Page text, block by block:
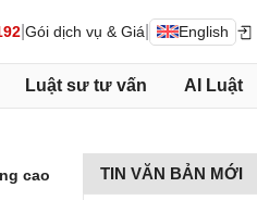
Gói dịch vụ & Giá English
Luật sư tư vấn AI Luật
cao TIN VĂN BẢN MỚI